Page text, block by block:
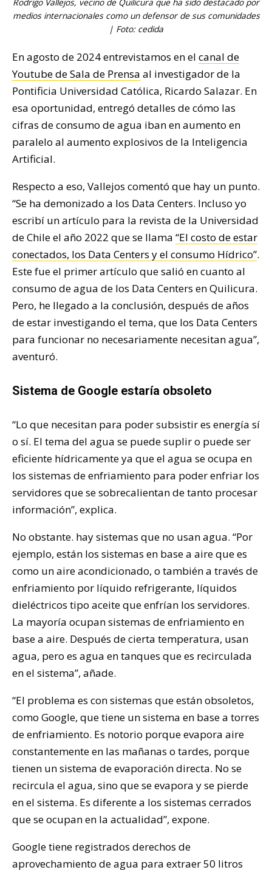
medios internacionales como un defensor de sus comunidades
| Foto: cedida
En agosto de 2024 entrevistamos en el canal de
Youtube de Sala de Prensa al investigador de la
Pontificia Universidad Católica, Ricardo Salazar. En
esa oportunidad, entregó detalles de cómo las
cifras de consumo de agua iban en aumento en
paralelo al aumento explosivos de la Inteligencia
Artificial.
Respecto a eso, Vallejos comentó que hay un punto.
“Se ha demonizado a los Data Centers. Incluso yo
escribí un artículo para la revista de la Universidad
de Chile el año 2022 que se llama “El costo de estar
conectados, los Data Centers y el consumo Hídrico”.
Este fue el primer artículo que salió en cuanto al
consumo de agua de los Data Centers en Quilicura.
Pero, he llegado a la conclusión, después de años
de estar investigando el tema, que los Data Centers
para funcionar no necesariamente necesitan agua”,
aventuró.
Sistema de Google estaría obsoleto
“Lo que necesitan para poder subsistir es energía sí
o sí. El tema del agua se puede suplir o puede ser
eficiente hídricamente ya que el agua se ocupa en
los sistemas de enfriamiento para poder enfriar los
servidores que se sobrecalientan de tanto procesar
información”, explica.
No obstante. hay sistemas que no usan agua. “Por
ejemplo, están los sistemas en base a aire que es
como un aire acondicionado, o también a través de
enfriamiento por líquido refrigerante, líquidos
dieléctricos tipo aceite que enfrían los servidores.
La mayoría ocupan sistemas de enfriamiento en
base a aire. Después de cierta temperatura, usan
agua, pero es agua en tanques que es recirculada
en el sistema”, añade.
“El problema es con sistemas que están obsoletos,
como Google, que tiene un sistema en base a torres
de enfriamiento. Es notorio porque evapora aire
constantemente en las mañanas o tardes, porque
tienen un sistema de evaporación directa. No se
recircula el agua, sino que se evapora y se pierde
en el sistema. Es diferente a los sistemas cerrados
que se ocupan en la actualidad”, expone.
Google tiene registrados derechos de
aprovechamiento de agua para extraer 50 litros